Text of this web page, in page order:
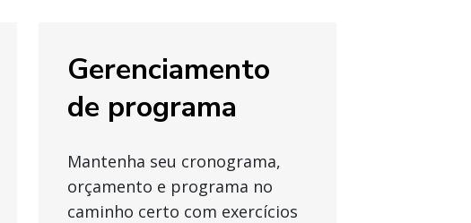
Gerenciamento
de programa
Mantenha seu cronograma,
orçamento e programa no
caminho certo com exercícios